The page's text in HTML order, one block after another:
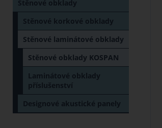
Stěnové obklady
Stěnové korkové obklady
Stěnové laminátové obklady
Stěnové obklady KOSPAN
Laminátové obklady
příslušenství
Designové akustické panely